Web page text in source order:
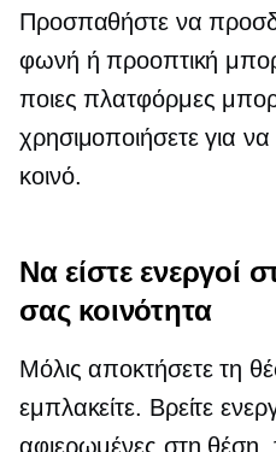
Προσπαθήστε να
φωνή ή προοπτική
ποιες πλατφόρμες
χρησιμοποιήσετε για
κοινό.
Να είστε ενεργοί
σας κοινότητα
Μόλις αποκτήσετε τη
εμπλακείτε. Βρείτε
αφιερωμένες στη θέση,